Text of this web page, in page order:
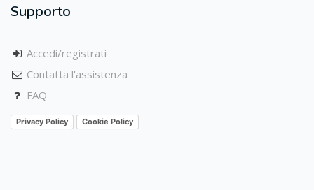
Supporto
Accedi/registrati
Contatta l'assistenza
FAQ
Privacy Policy Cookie Policy